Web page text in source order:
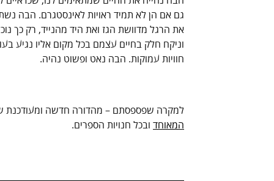
גם אם הן לא תמיד ראויות לאינסטגרם. הבה
את הרגל מדוושת הגז ואת היד מהנייד, רק כך
וניקח חלק בחיים עצמם בכל מקום אליו נגיע
חוויות עמוקות. הבה נאט ופשוט נהיה.
למקרה שפספסתם – מהדורה חדשה ומעודכנת
המאוחד ובכל חנויות הספרים.